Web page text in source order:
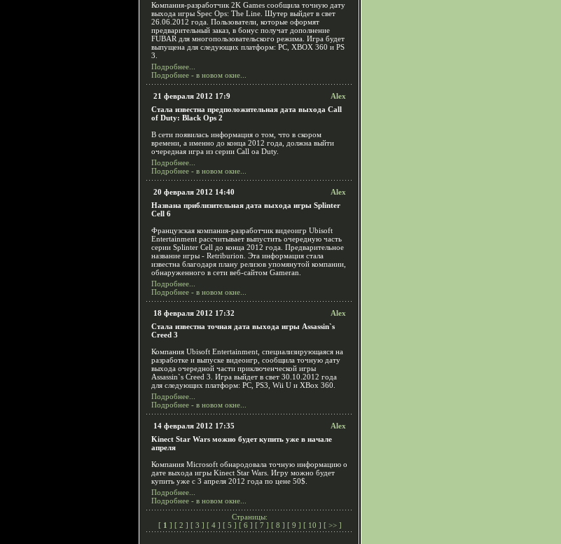
Компания-разработчик 2K Games сообщила точную дату
выхода игры Spec Ops: The Line. Шутер выйдет в свет
26.06.2012 года. Пользователи, которые оформят
предварительный заказ, в бонус получат дополнение
FUBAR для многопользовательского режима. Игра будет
выпущена для следующих платформ: PC, XBOX 360 и PS
3.
Подробнее...
Подробнее - в новом окне...
21 февраля 2012 17:9
Alex
Стала известна предположительная дата выхода Call
of Duty: Black Ops 2
В сети появилась информация о том, что в скором
времени, а именно до конца 2012 года, должна выйти
очередная игра из серии Call oа Duty.
Подробнее...
Подробнее - в новом окне...
20 февраля 2012 14:40
Alex
Названа приблизительная дата выхода игры Splinter
Cell 6
Французская компания-разработчик видеоигр Ubisoft
Entertainment рассчитывает выпустить очередную часть
серии Splinter Cell до конца 2012 года. Предварительное
название игры - Retriburion. Эта информация стала
известна благодаря плану релизов упомянутой компании,
обнаруженного в сети веб-сайтом Gameran.
Подробнее...
Подробнее - в новом окне...
18 февраля 2012 17:32
Alex
Стала известна точная дата выхода игры Assassin`s
Creed 3
Компания Ubisoft Entertainment, специализирующаяся на
разработке и выпуске видеоигр, сообщила точную дату
выхода очередной части приключенческой игры
Assassin`s Creed 3. Игра выйдет в свет 30.10.2012 года
для следующих платформ: PC, PS3, Wii U и XBox 360.
Подробнее...
Подробнее - в новом окне...
14 февраля 2012 17:35
Alex
Kinect Star Wars можно будет купить уже в начале
апреля
Компания Microsoft обнародовала точную информацию о
дате выхода игры Kinect Star Wars. Игру можно будет
купить уже с 3 апреля 2012 года по цене 50$.
Подробнее...
Подробнее - в новом окне...
Страницы:
[ 1 ] [ 2 ] [ 3 ] [ 4 ] [ 5 ] [ 6 ] [ 7 ] [ 8 ] [ 9 ] [ 10 ] [ >> ]